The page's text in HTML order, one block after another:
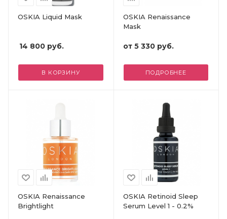
OSKIA Liquid Mask
14 800 руб.
В КОРЗИНУ
OSKIA Renaissance
Mask
от 5 330 руб.
ПОДРОБНЕЕ
OSKIA Renaissance
Brightlight
OSKIA Retinoid Sleep
Serum Level 1 - 0.2%